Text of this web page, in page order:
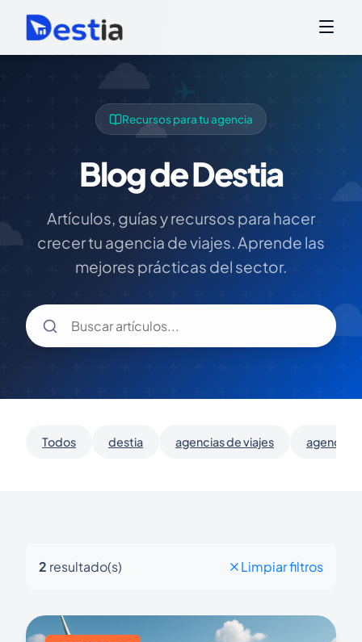
Recursos para tu agencia
Blog de Destia
Artículos, guías y recursos para hacer
crecer tu agencia de viajes. Aprende las
mejores prácticas del sector.
Todos destia agencias de viajes agencias
2 resultado(s) Limpiar filtros